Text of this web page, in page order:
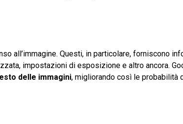
all’immagine. Questi, in particolare, forniscono
impostazioni di esposizione e altro ancora.
delle immagini, migliorando così le probabilità